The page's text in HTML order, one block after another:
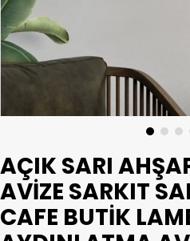
AÇIK SARI
AVIZE SARKIT
CAFE BUTIK